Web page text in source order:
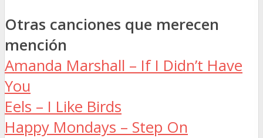
Otras canciones que merecen
mención
Amanda Marshall – If I Didn’t Have
You
Eels – I Like Birds
Happy Mondays – Step On